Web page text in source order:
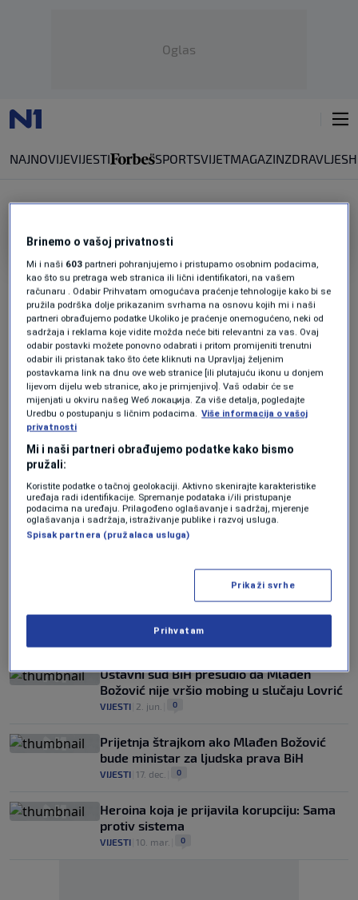
Oglas
NAJNOVIJEVIJESTI SPORTSVIJETMAGAZINZDRAVLJE
IRINA LOVRIĆ
Prva bh. zviždačica opisala torturu:
Udario je, a sada je šef kabineta ministra
VIJESTI|10. apr. | 0
Mlađen Božović osuđen zbog nasilničkog
ponašanja prema Irini Lovrić
VIJESTI |2. dec.| 0
Lovrić najavljuje protest na Trgu BiH:
Vrijeme je da narod sazna pravu istinu
Ustavni sud BiH presudio da Mlađen
Božović nije vršio mobing u slučaju Lovrić
VIJESTI 2. jun. 0
Prijetnja štrajkom ako Mlađen Božović
bude ministar za ljudska prava BiH
VIJESTI 17. dec. 0
Heroina koja je prijavila korupciju: Sama
protiv sistema
VIJESTI 10. mar. 0
Brinemo o vašoj privatnosti
Mi i naši 603 partneri pohranjujemo i pristupamo osobnim podacima,
kao što su pretraga web stranica ili lični identifikatori, na vašem
računaru . Odabir Prihvatam omogućava praćenje tehnologije kako bi se
pružila podrška dolje prikazanim svrhama na osnovu kojih mi i naši
partneri obrađujemo podatke Ukoliko je praćenje onemogućeno, neki od
sadržaja i reklama koje vidite možda neće biti relevantni za vas. Ovaj
odabir postavki možete ponovno odabrati i pritom promijeniti trenutni
odabir ili pristanak tako što ćete kliknuti na Upravljaj željenim
postavkama link na dnu ove web stranice [ili plutajuću ikonu u donjem
lijevom dijelu web stranice, ako je primjenjivo]. Vaš odabir će se
mijenjati u okviru našeg Wеб локација. Za više detalja, pogledajte
Uredbu o postupanju s ličnim podacima. Više informacija o vašoj
privatnosti
Mi i naši partneri obrađujemo podatke kako bismo
pružali:
Koristite podatke o tačnoj geolokaciji. Aktivno skenirajte karakteristike
uređaja radi identifikacije. Spremanje podataka i/ili pristupanje
podacima na uređaju. Prilagođeno oglašavanje i sadržaj, mjerenje
oglašavanja i sadržaja, istraživanje publike i razvoj usluga.
Spisak partnera (pružalaca usluga)
Prikaži svrhe
Prihvatam